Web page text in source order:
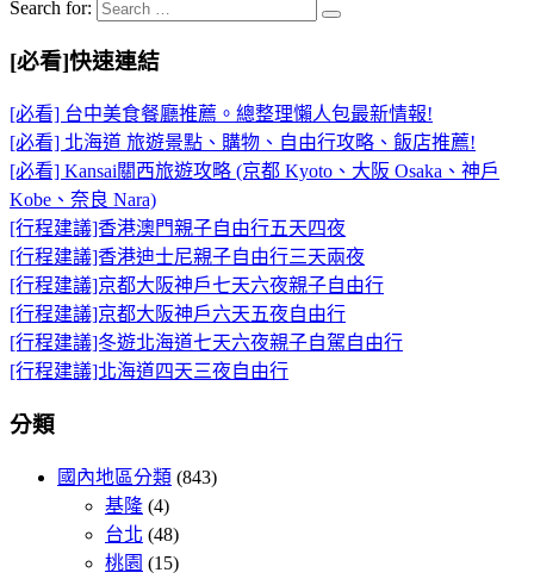
Search for:
[必看]快速連結
[必看] 台中美食餐廳推薦。總整理懶人包最新情報!
[必看] 北海道 旅遊景點、購物、自由行攻略、飯店推薦!
[必看] Kansai關西旅遊攻略 (京都 Kyoto、大阪 Osaka、神戶
Kobe、奈良 Nara)
[行程建議]香港澳門親子自由行五天四夜
[行程建議]香港迪士尼親子自由行三天兩夜
[行程建議]京都大阪神戶七天六夜親子自由行
[行程建議]京都大阪神戶六天五夜自由行
[行程建議]冬遊北海道七天六夜親子自駕自由行
[行程建議]北海道四天三夜自由行
分類
國內地區分類 (843)
基隆 (4)
台北 (48)
桃園 (15)